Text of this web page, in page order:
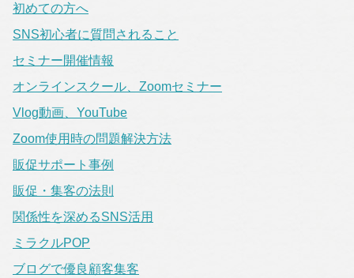
初めての方へ
SNS初心者に質問されること
セミナー開催情報
オンラインスクール、Zoomセミナー
Vlog動画、YouTube
Zoom使用時の問題解決方法
販促サポート事例
販促・集客の法則
関係性を深めるSNS活用
ミラクルPOP
ブログで優良顧客集客